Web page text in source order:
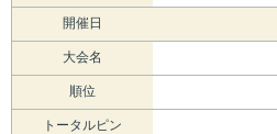
開催日
大会名
順位
トータルピン